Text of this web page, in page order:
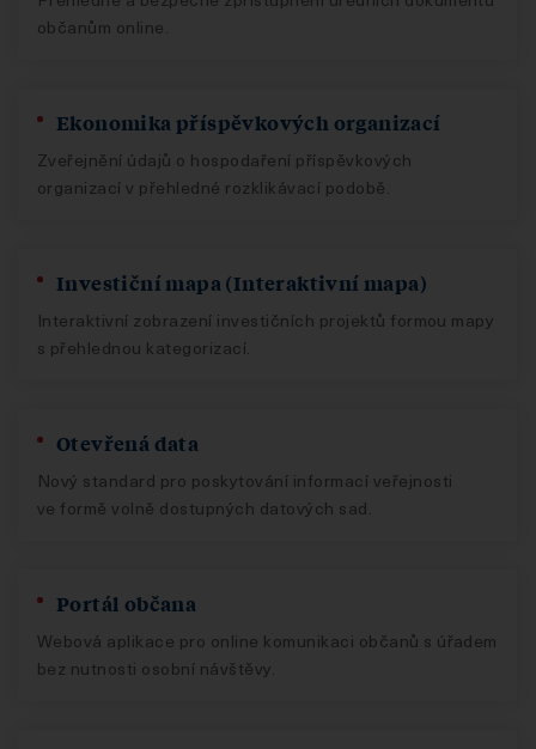
občanům online.
Ekonomika příspěvkových organizací
Zveřejnění údajů o hospodaření příspěvkových
organizací v přehledné rozklikávací podobě.
Investiční mapa (Interaktivní mapa)
Interaktivní zobrazení investičních projektů formou mapy
s přehlednou kategorizací.
Otevřená data
Nový standard pro poskytování informací veřejnosti
ve formě volně dostupných datových sad.
Portál občana
Webová aplikace pro online komunikaci občanů s úřadem
bez nutnosti osobní návštěvy.